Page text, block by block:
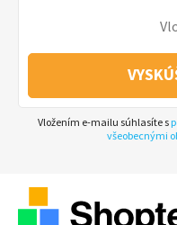
Vložením e-mailu súhlasíte s
všeobecnými